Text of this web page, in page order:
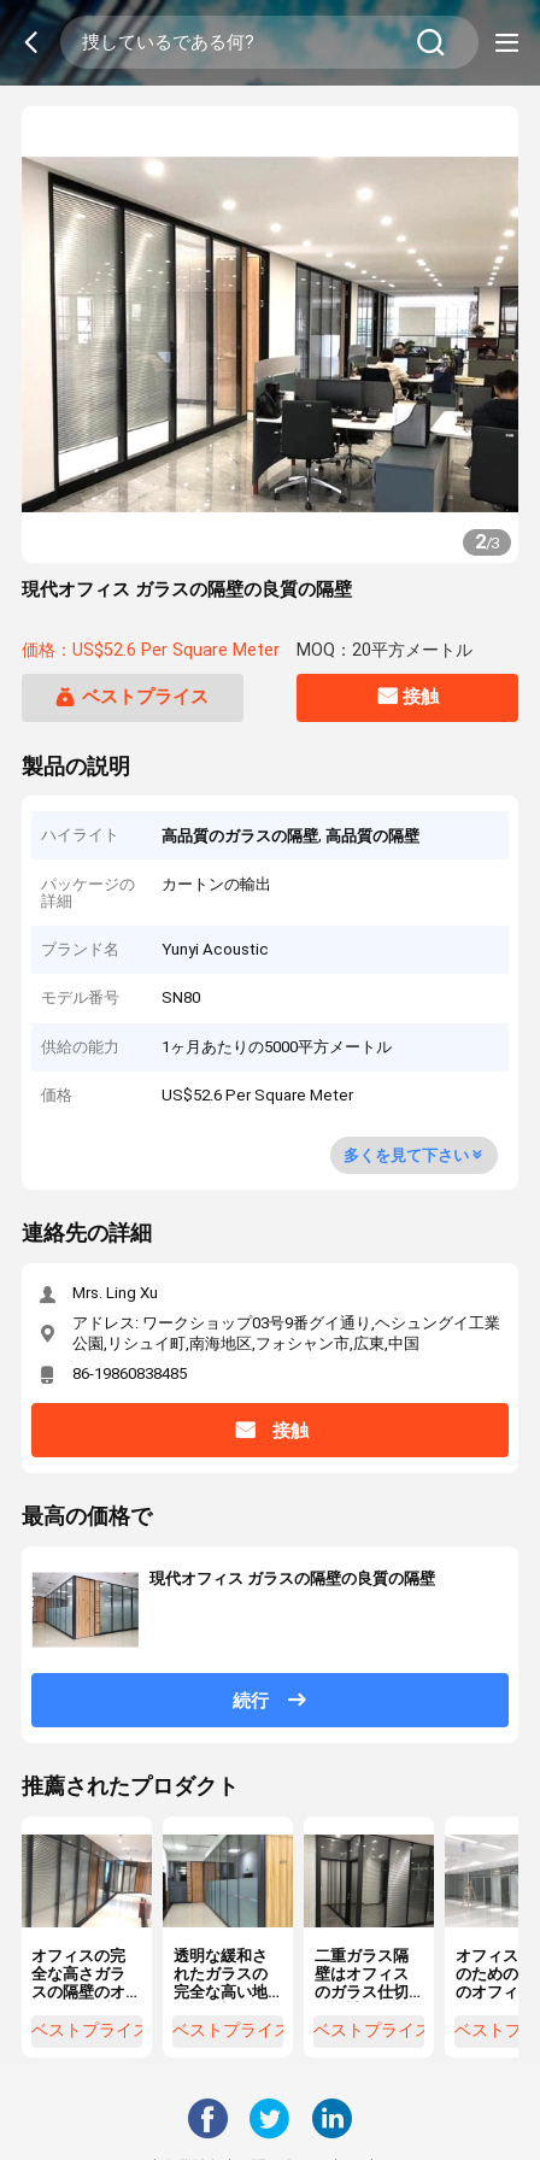
2/3
現代オフィス ガラスの隔壁の良質の隔壁
価格：US$52.6 Per Square Meter MOQ：20平方メートル
ベストプライス 接触
製品の説明
ハイライト 高品質のガラスの隔壁,高品質の隔壁
パッケージの
詳細
カートンの輸出
ブランド名 Yunyi Acoustic
モデル番号 SN80
供給の能力 1ヶ月あたりの5000平方メートル
価格 US$52.6 Per Square Meter
多くを見て下さい
連絡先の詳細
Mrs. Ling Xu
アドレス: ワークショップ03号9番グイ通り,ヘシュングイ工業
公園,リシュイ町,南海地区,フォシャン市,広東,中国
86-19860838485
接触
最高の価格で
現代オフィス ガラスの隔壁の良質の隔壁
続行
推薦されたプロダクト
オフィスの完
全な高さガラ
スの隔壁のオ
インドが付い
ベストプライス
透明な緩和さ
れたガラスの
完全な高い地
Framelessガ
ベストプライス
二重ガラス隔
壁はオフィス
のガラス仕切
のガラスを和
ベストプライス
オフィス
のための良
のオフィス
一ガラス
ベストプ